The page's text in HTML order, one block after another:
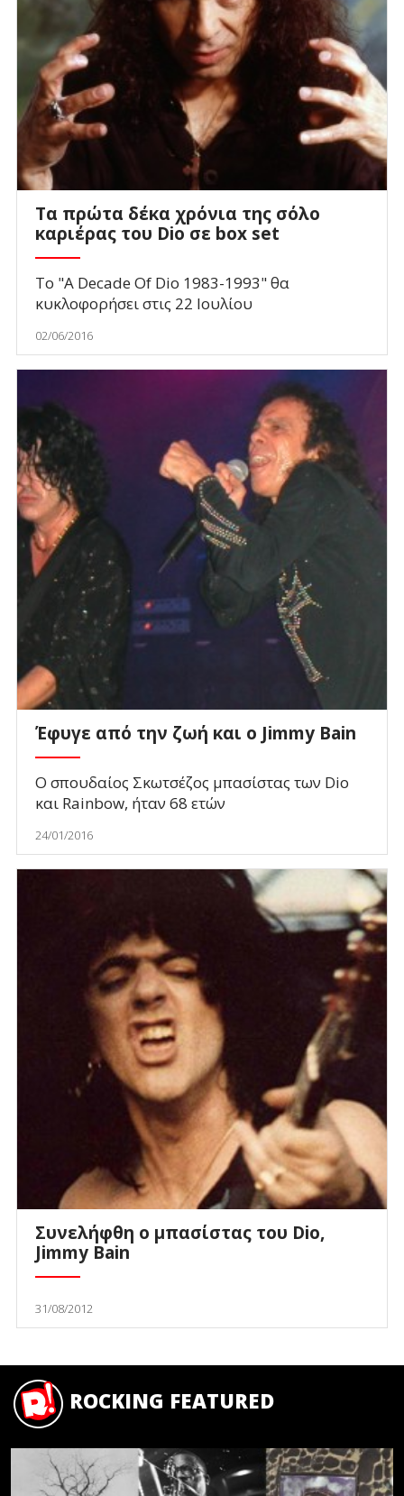
Τα πρώτα δέκα χρόνια της σόλο
καριέρας του Dio σε box set
Το "A Decade Of Dio 1983-1993" θα
κυκλοφορήσει στις 22 Ιουλίου
02/06/2016
Έφυγε από την ζωή και ο Jimmy Bain
Ο σπουδαίος Σκωτσέζος μπασίστας των Dio
και Rainbow, ήταν 68 ετών
24/01/2016
Συνελήφθη ο μπασίστας του Dio,
Jimmy Bain
31/08/2012
ROCKING FEATURED